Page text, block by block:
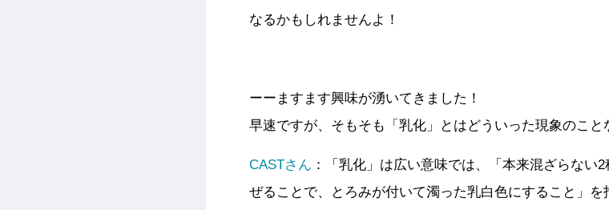
なるかもしれませんよ！
ーーますます興味が湧いてきました！
早速ですが、そもそも「乳化」とはどういった現象のこと
CASTさん ：「乳化」は広い意味では、「本来混ざらない
ぜることで、とろみが付いて濁った乳白色にすること」